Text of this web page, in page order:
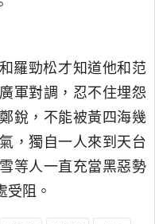
羅勁松才知道他和范
軍對調，忍不住埋怨
銳，不能被黃四海幾
，獨自一人來到天台
等人一直充當黑惡勢
受阻。